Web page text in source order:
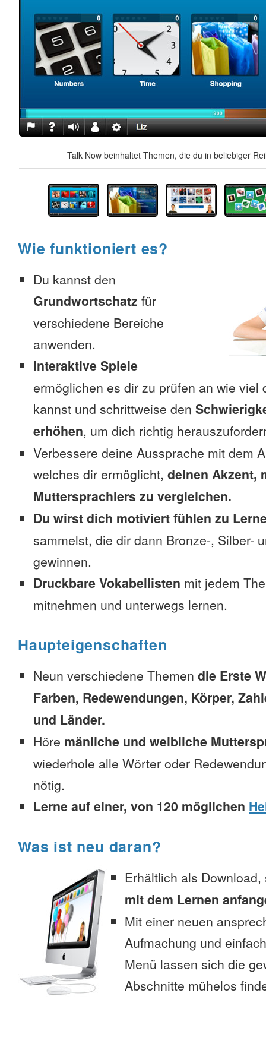
Talk Now beinhaltet Themen, die du in beliebiger
Wie funktioniert es?
Du kannst den
Grundwortschatz für
verschiedene Bereiche
anwenden.
Interaktive Spiele
ermöglichen es dir zu prüfen an wie viel
kannst und schrittweise den
erhöhen, um dich richtig
Verbessere deine Aussprache mit dem
welches dir ermöglicht, deinen Akzent,
Muttersprachlers zu vergleichen.
Du wirst dich motiviert fühlen zu
sammelst, die dir dann Bronze-, Silber-
gewinnen.
Druckbare Vokabellisten mit jedem
mitnehmen und unterwegs lernen.
Haupteigenschaften
Neun verschiedene Themen die Erste
Farben, Redewendungen, Körper,
und Länder.
Höre mänliche und weibliche
wiederhole alle Wörter oder
nötig.
Lerne auf einer, von 120 möglichen
Was ist neu daran?
Erhältlich als
mit dem Lernen
Mit einer neuen
Aufmachung und
Menü lassen sich die
Abschnitte mühelos